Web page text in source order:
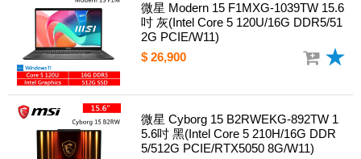
微星 Modern 15 F1MXG-1039TW 15.6
吋 灰(Intel Core 5 120U/16G DDR5/51
2G PCIE/W11)
$ 26,900
微星 Cyborg 15 B2RWEKG-892TW 1
5.6吋 黑(Intel Core 5 210H/16G DDR
5/512G PCIE/RTX5050 8G/W11)